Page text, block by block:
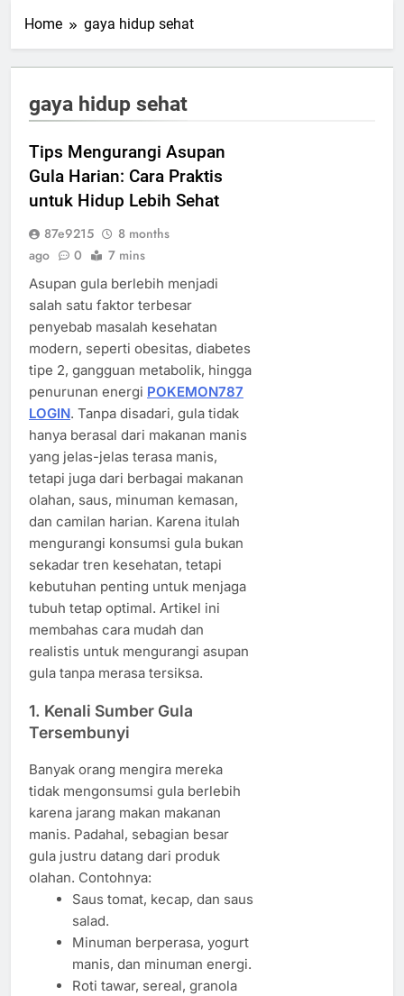
Home gaya hidup sehat
gaya hidup sehat
Tips Mengurangi Asupan
Gula Harian: Cara Praktis
untuk Hidup Lebih Sehat
87e9215
8 months
ago
0 7 mins
Asupan gula berlebih menjadi
salah satu faktor terbesar
penyebab masalah kesehatan
modern, seperti obesitas, diabetes
tipe 2, gangguan metabolik, hingga
penurunan energi POKEMON787
LOGIN. Tanpa disadari, gula tidak
hanya berasal dari makanan manis
yang jelas-jelas terasa manis,
tetapi juga dari berbagai makanan
olahan, saus, minuman kemasan,
dan camilan harian. Karena itulah
mengurangi konsumsi gula bukan
sekadar tren kesehatan, tetapi
kebutuhan penting untuk menjaga
tubuh tetap optimal. Artikel ini
membahas cara mudah dan
realistis untuk mengurangi asupan
gula tanpa merasa tersiksa.
1. Kenali Sumber Gula
Tersembunyi
Banyak orang mengira mereka
tidak mengonsumsi gula berlebih
karena jarang makan makanan
manis. Padahal, sebagian besar
gula justru datang dari produk
olahan. Contohnya:
Saus tomat, kecap, dan saus
salad.
Minuman berperasa, yogurt
manis, dan minuman energi.
Roti tawar, sereal, granola